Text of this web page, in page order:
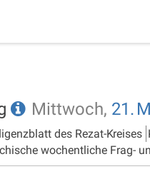
Mittwoch, 21.
des Rezat-Kreises
wochentliche Frag-